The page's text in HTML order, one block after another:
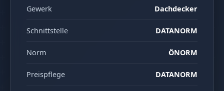
Gewerk Dachdecker
Schnittstelle DATANORM
Norm ÖNORM
Preispflege DATANORM